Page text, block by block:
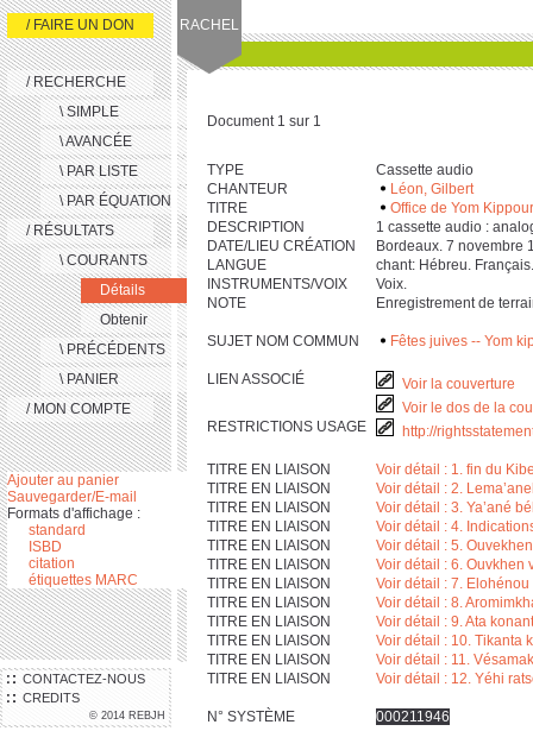
RACHEL
CONTACTEZ-NOUS
CREDITS
© 2014 REBJH
/ FAIRE UN DON
/ RECHERCHE
\ SIMPLE
\ AVANCÉE
\ PAR LISTE
\ PAR ÉQUATION
/ RÉSULTATS
\ COURANTS
Détails
Obtenir
\ PRÉCÉDENTS
\ PANIER
/ MON COMPTE
Ajouter au panier
Sauvegarder/E-mail
Formats d'affichage :
standard
ISBD
citation
étiquettes MARC
Document 1 sur 1
TYPE
Cassette audio
CHANTEUR
Léon, Gilbert
TITRE
Office de Yom
DESCRIPTION
‎1 cassette audio :
DATE/LIEU CRÉATION
Bordeaux. 7 novembre
LANGUE
chant: Hébreu.
INSTRUMENTS/VOIX
Voix.
NOTE
Enregistrement de
SUJET NOM COMMUN Fêtes juives -- Yom
LIEN ASSOCIÉ
Voir la couverture
Voir le dos de la
RESTRICTIONS USAGE
http://
TITRE EN LIAISON
Voir détail : 1. fin du
TITRE EN LIAISON
Voir détail : 2.
TITRE EN LIAISON
Voir détail : 3. Ya’ané
TITRE EN LIAISON
Voir détail : 4.
TITRE EN LIAISON
Voir détail : 5.
TITRE EN LIAISON
Voir détail : 6. Ouvkhen
TITRE EN LIAISON
Voir détail : 7.
TITRE EN LIAISON
Voir détail : 8.
TITRE EN LIAISON
Voir détail : 9. Ata
TITRE EN LIAISON
Voir détail : 10. Tikanta
TITRE EN LIAISON
Voir détail : 11.
TITRE EN LIAISON
Voir détail : 12. Yéhi
N° SYSTÈME 000211946